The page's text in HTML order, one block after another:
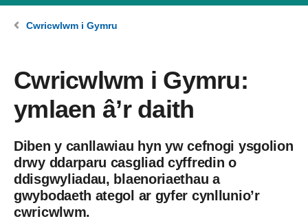
Cwricwlwm i Gymru
Cwricwlwm i Gymru:
ymlaen â’r daith
Diben y canllawiau hyn yw cefnogi ysgolion
drwy ddarparu casgliad cyffredin o
ddisgwyliadau, blaenoriaethau a
gwybodaeth ategol ar gyfer cynllunio’r
cwricwlwm.